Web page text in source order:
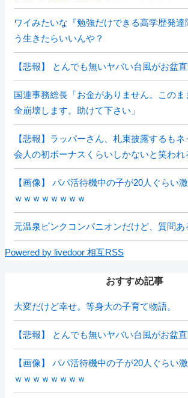
ワイみたいな『勉強だけできる高学歴発
う生きたらいいんや？
【悲報】 とんでも無いヤバい台風がお盆
国連事務総長「お金がありません。この
全崩壊します。助けて下さい」
【悲報】ラッパーさん、札束披露するも
会人の初ボーナスくらいしかないと笑われ
【画像】 パパ活待機中の子が20人ぐらい
ｗｗｗｗｗｗｗｗ
元温泉ピンクコンパニオンだけど、質問あ
Powered by livedoor 相互RSS
おすすめ記事
大変だけど幸せ。等身大の子育て物語。
【悲報】 とんでも無いヤバい台風がお盆
【画像】 パパ活待機中の子が20人ぐらい
ｗｗｗｗｗｗｗｗ